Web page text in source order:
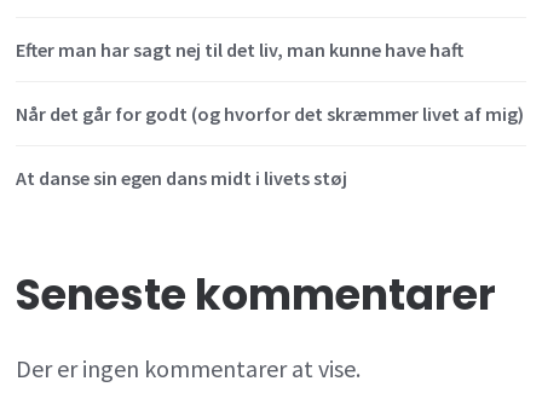
Efter man har sagt nej til det liv, man kunne have haft
Når det går for godt (og hvorfor det skræmmer livet af mig)
At danse sin egen dans midt i livets støj
Seneste kommentarer
Der er ingen kommentarer at vise.